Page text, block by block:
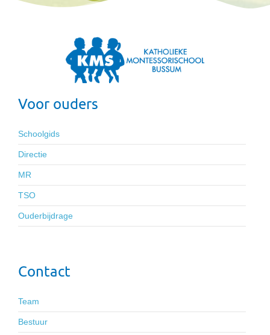
Voor ouders
Schoolgids
Directie
MR
TSO
Ouderbijdrage
Contact
Team
Bestuur